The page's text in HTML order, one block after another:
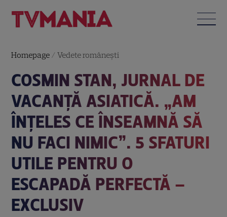
Homepage /Vedete româneşti
COSMIN STAN, JURNAL DE
VACANȚĂ ASIATICĂ. „AM
ÎNȚELES CE ÎNSEAMNĂ SĂ
NU FACI NIMIC”. 5 SFATURI
UTILE PENTRU O
ESCAPADĂ PERFECTĂ –
EXCLUSIV